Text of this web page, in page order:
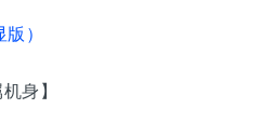
）
身】